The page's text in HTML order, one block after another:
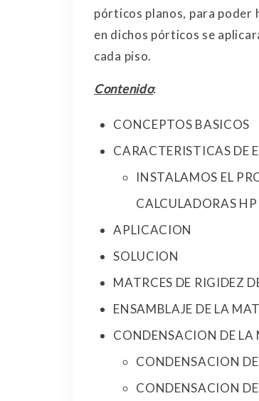
pórticos planos, para
en dichos pórticos se
cada piso.
Contenido:
CONCEPTOS BASICOS
CARACTERISTICAS DE
INSTALAMOS EL
CALCULADORAS
APLICACION
SOLUCION
MATRCES DE RIGIDEZ
ENSAMBLAJE DE LA
CONDENSACION DE
CONDENSACION
CONDENSACION